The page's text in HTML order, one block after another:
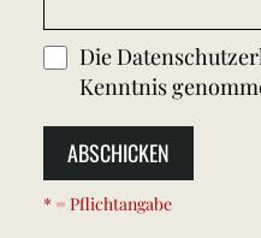
Die
Kenntnis
ABSCHICKEN
* = Pflichtangabe